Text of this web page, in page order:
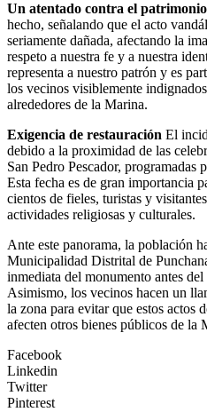
Un atentado contra el patrimonio
hecho, señalando que el acto
seriamente dañada, afectando la
respeto a nuestra fe y a nuestra
representa a nuestro patrón y es
los vecinos visiblemente
alrededores de la Marina.
Exigencia de restauración El
debido a la proximidad de las
San Pedro Pescador, programadas
Esta fecha es de gran importancia
cientos de fieles, turistas y
actividades religiosas y culturales.
Ante este panorama, la población
Municipalidad Distrital de
inmediata del monumento antes
Asimismo, los vecinos hacen un
la zona para evitar que estos actos
afecten otros bienes públicos de la
Facebook
Linkedin
Twitter
Pinterest